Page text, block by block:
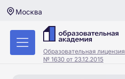
Москва
Образовательная лицензия
№ 1630 от 23.12.2015